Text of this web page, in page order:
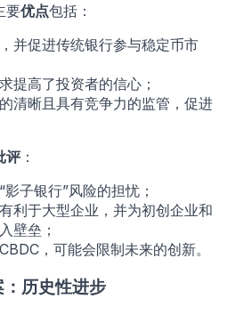
要优点包括：
并促进传统银行参与稳定币市
提高了投资者的信心；
清晰且具有竞争力的监管，促进
评：
子银行”风险的担忧；
利于大型企业，并为初创企业和
壁垒；
，可能会限制未来的创新。
历史性进步